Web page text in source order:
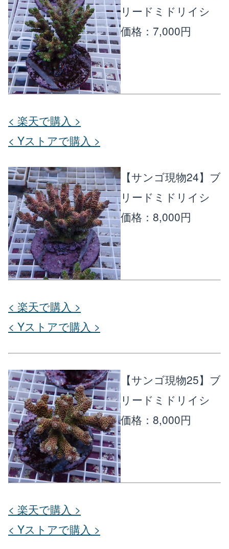
リードミドリイシ
価格：7,000円
< 楽天で購入 >
< Yストアで購入 >
【サンゴ現物24】ブ
リードミドリイシ
価格：8,000円
< 楽天で購入 >
< Yストアで購入 >
【サンゴ現物25】ブ
リードミドリイシ
価格：8,000円
< 楽天で購入 >
< Yストアで購入 >